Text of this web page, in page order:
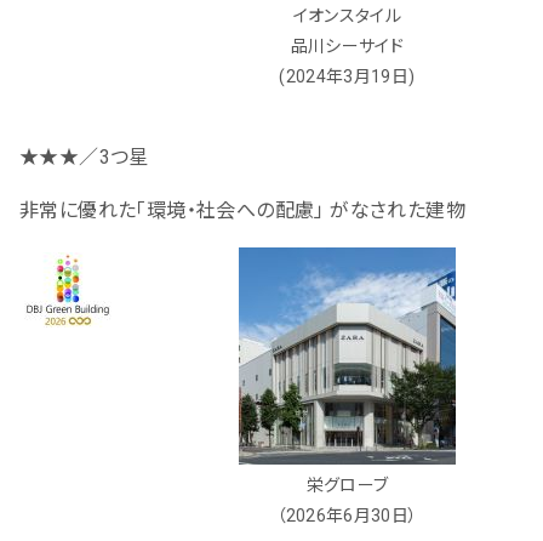
イオンスタイル
品川シーサイド
(2024年3月19日)
★★★／3つ星
非常に優れた「環境・社会への配慮」 がなされた建物
栄グローブ
（2026年6月30日）